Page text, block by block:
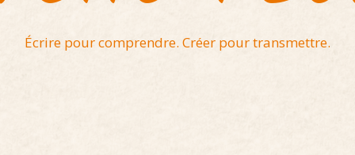
Écrire pour comprendre. Créer pour transmettre.